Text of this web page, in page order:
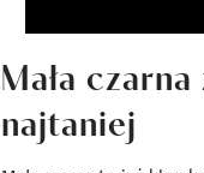
Mała
najtaniej